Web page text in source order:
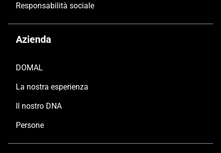
Responsabilità sociale
Azienda
DOMAL
La nostra esperienza
Il nostro DNA
Persone